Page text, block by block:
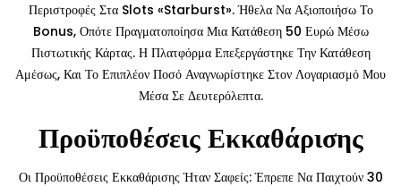
Περιστροφές Στα Slots «Starburst». Ήθελα Να Αξιοποιήσω Το
Bonus, Οπότε Πραγματοποίησα Μια Κατάθεση 50 Ευρώ Μέσω
Πιστωτικής Κάρτας. Η Πλατφόρμα Επεξεργάστηκε Την Κατάθεση
Αμέσως, Και Το Επιπλέον Ποσό Αναγνωρίστηκε Στον Λογαριασμό Μου
Μέσα Σε Δευτερόλεπτα.
Προϋποθέσεις Εκκαθάρισης
Οι Προϋποθέσεις Εκκαθάρισης Ήταν Σαφείς: Έπρεπε Να Παιχτούν 30